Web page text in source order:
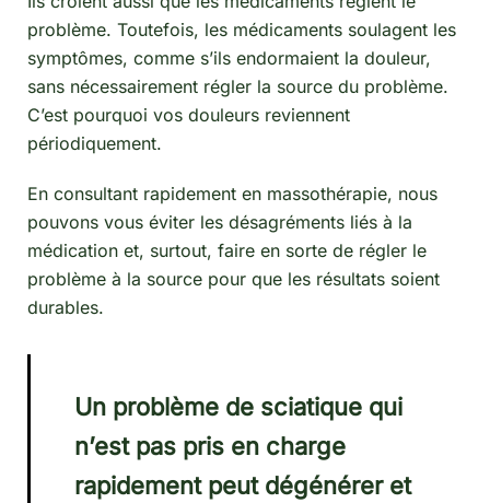
problème. Toutefois, les médicaments soulagent les
symptômes, comme s’ils endormaient la douleur,
sans nécessairement régler la source du problème.
C’est pourquoi vos douleurs reviennent
périodiquement.
En consultant rapidement en massothérapie, nous
pouvons vous éviter les désagréments liés à la
médication et, surtout, faire en sorte de régler le
problème à la source pour que les résultats soient
durables.
Un problème de sciatique qui
n’est pas pris en charge
rapidement peut dégénérer et